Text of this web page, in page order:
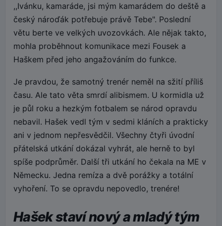
,,Ivánku, kamaráde, jsi mým kamarádem do deště a
český nároďák potřebuje právě Tebe". Poslední
větu berte ve velkých uvozovkách. Ale nějak takto,
mohla proběhnout komunikace mezi Fousek a
Haškem před jeho angažováním do funkce.
Je pravdou, že samotný trenér neměl na sžití příliš
času. Ale tato věta smrdí alibismem. U kormidla už
je půl roku a hezkým fotbalem se národ opravdu
nebavil. Hašek vedl tým v sedmi kláních a prakticky
ani v jednom nepřesvědčil. Všechny čtyři úvodní
přátelská utkání dokázal vyhrát, ale herně to byl
spíše podprůměr. Další tři utkání ho čekala na ME v
Německu. Jedna remíza a dvě porážky a totální
vyhoření. To se opravdu nepovedlo, trenére!
Hašek staví nový a mladý tým